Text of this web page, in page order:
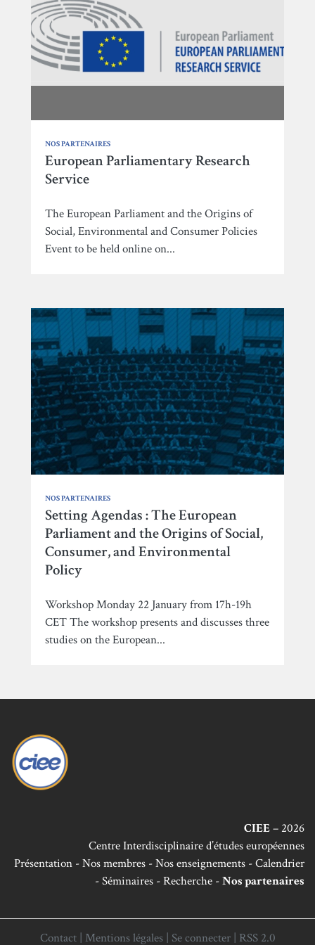
NOS PARTENAIRES
European Parliamentary Research
Service
The European Parliament and the Origins of
Social, Environmental and Consumer Policies
Event to be held online on...
NOS PARTENAIRES
Setting Agendas : The European
Parliament and the Origins of Social,
Consumer, and Environmental
Policy
Workshop Monday 22 January from 17h-19h
CET The workshop presents and discusses three
studies on the European...
CIEE– 2026
Centre Interdisciplinaire d’études européennes
Présentation
Nos membres Nos enseignements
Calendrier
Séminaires
Recherche Nos partenaires
Contact| Mentions légales| Se connecter| RSS 2.0